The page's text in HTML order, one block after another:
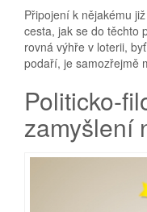
Připojení k nějakému
cesta, jak se do těchto
rovná výhře v loterii,
podaří, je samozřejmě
Politicko-
zamyšlení